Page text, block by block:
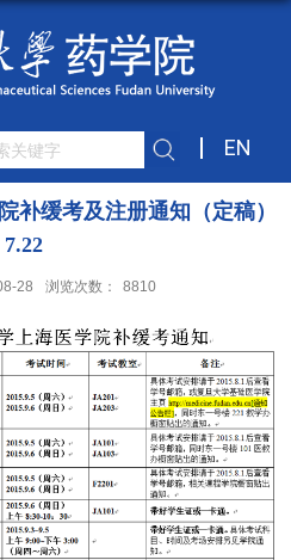
EN
补缓考及注册通知（定稿）
7.22
28 浏览次数： 8810